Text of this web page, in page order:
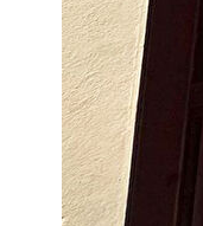
Deux chambres
idéal pour le
Aucun travaux à
Vous serez
Située à
opportunité unique !
Contactez-nous